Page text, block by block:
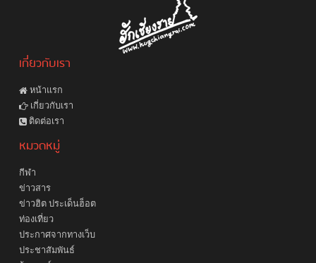
เกี่ยวกับเรา
หน้าแรก
เกี่ยวกับเรา
ติดต่อเรา
หมวดหมู่
กีฬา
ข่าวสาร
ข่าวฮิต ประเด็นฮ็อต
ท่องเที่ยว
ประกาศจากทางเว็บ
ประชาสัมพันธ์